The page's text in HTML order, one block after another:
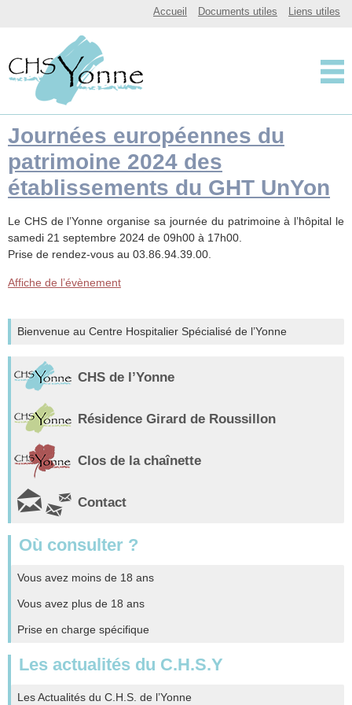
Accueil Documents utiles Liens utiles
CHSY, Centre Hospitalier Spécialisé de l'Yonne
Journées européennes du
patrimoine 2024 des
établissements du GHT UnYon
Le CHS de l’Yonne organise sa journée du patrimoine à l’hôpital le
samedi 21 septembre 2024 de 09h00 à 17h00.
Prise de rendez-vous au 03.86.94.39.00.
Affiche de l’évènement
Bienvenue au Centre Hospitalier Spécialisé de l’Yonne
CHS de l’Yonne
Résidence Girard de Roussillon
Clos de la chaînette
Contact
Où consulter ?
Vous avez moins de 18 ans
Vous avez plus de 18 ans
Prise en charge spécifique
Les actualités du C.H.S.Y
Les Actualités du C.H.S. de l’Yonne